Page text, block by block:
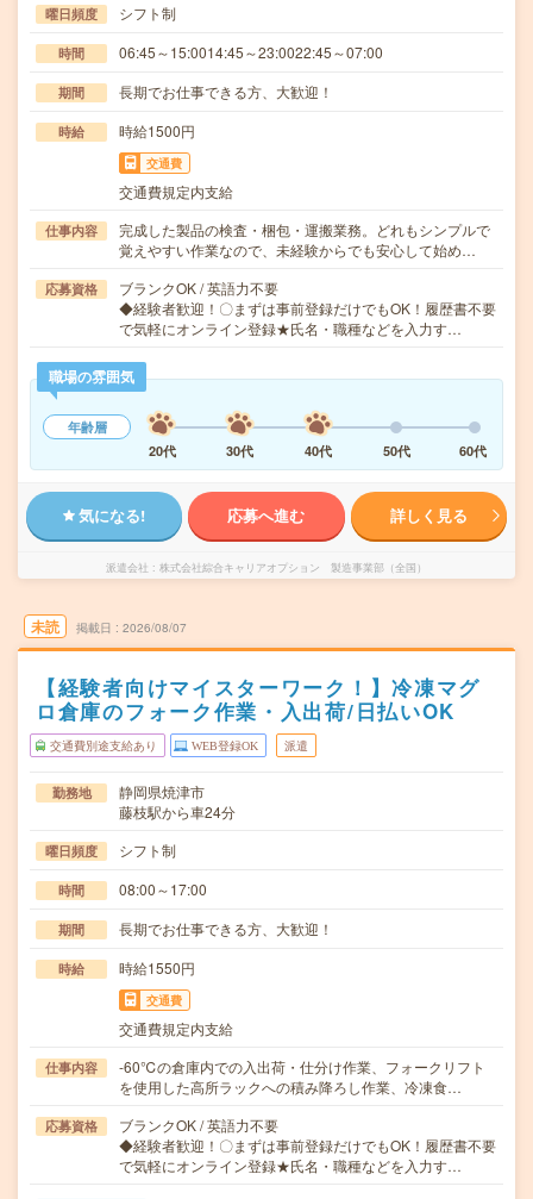
曜日頻度 シフト制
時間 06:45～15:0014:45～23:0022:45～07:00
期間 長期でお仕事できる方、大歓迎！
時給 時給1500円
交通費
交通費規定内支給
仕事内容
完成した製品の検査・梱包・運搬業務。どれもシンプルで
覚えやすい作業なので、未経験からでも安心して始め…
応募資格
ブランクOK / 英語力不要
◆経験者歓迎！〇まずは事前登録だけでもOK！履歴書不要
で気軽にオンライン登録★氏名・職種などを入力す…
職場の雰囲気
年齢層
20代
30代 40代 50代 60代
気になる! 応募へ進む 詳しく見る
派遣会社 株式会社綜合キャリアオプション 製造事業部（全国）
未読 掲載日 2026/08/07
【経験者向けマイスターワーク！】冷凍マグ
ロ倉庫のフォーク作業・入出荷/日払いOK
交通費別途支給あり WEB登録OK 派遣
勤務地
静岡県焼津市
藤枝駅から車24分
曜日頻度 シフト制
時間 08:00～17:00
期間 長期でお仕事できる方、大歓迎！
時給 時給1550円
交通費
交通費規定内支給
仕事内容
-60℃の倉庫内での入出荷・仕分け作業、フォークリフト
を使用した高所ラックへの積み降ろし作業、冷凍食…
応募資格
ブランクOK / 英語力不要
◆経験者歓迎！〇まずは事前登録だけでもOK！履歴書不要
で気軽にオンライン登録★氏名・職種などを入力す…